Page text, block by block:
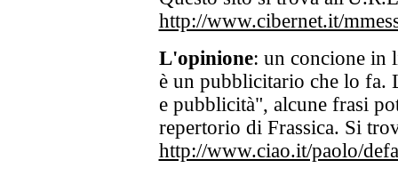
http://www.cibernet.it/
L'opinione: un concione in
è un pubblicitario che lo fa.
e pubblicità", alcune frasi
repertorio di Frassica. Si
http://www.ciao.it/paolo/